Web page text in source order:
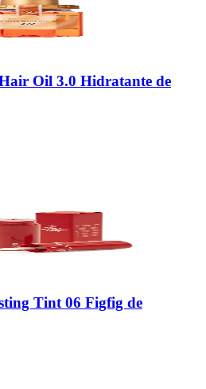
Oil 3.0 Hidratante de
Tint 06 Figfig de